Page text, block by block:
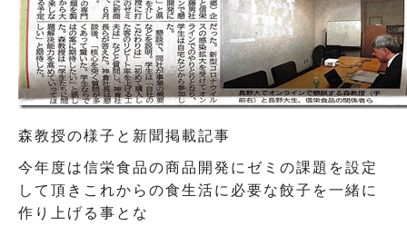
森教授の様子と新聞掲載記事
今年度は信栄食品の商品開発にゼミの課題を設定
して頂きこれからの食生活に必要な餃子を一緒に
作り上げる事とな